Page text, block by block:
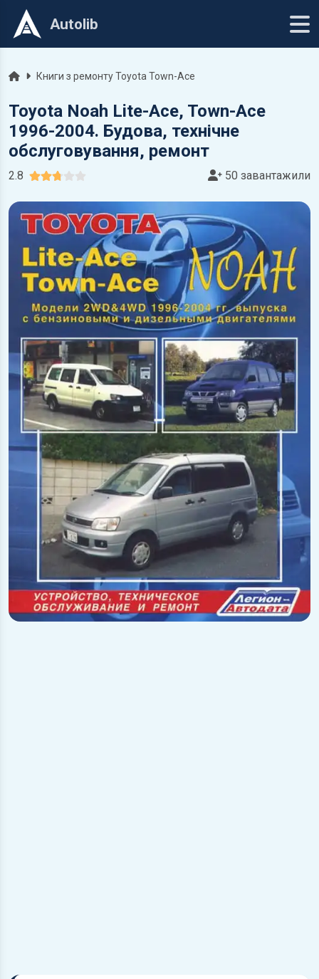
Autolib
ГоловнаКниги з ремонту Toyota Town-Ace
Toyota Noah Lite-Ace, Town-Ace
1996-2004. Будова, технічне
обслуговування, ремонт
2.8 50 завантажили